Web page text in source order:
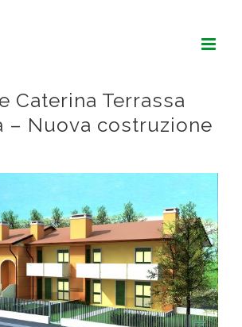
Caterina Terrassa
– Nuova costruzione